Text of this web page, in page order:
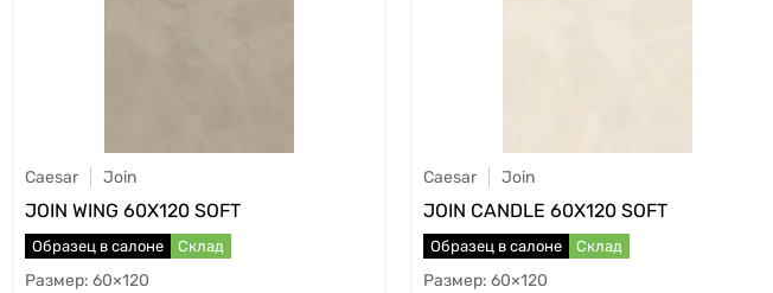
Caesar Join
JOIN WING 60X120 SOFT
Образец в салоне Склад
60×120
Caesar Join
JOIN CANDLE 60X120 SOFT
Образец в салоне Склад
60×120